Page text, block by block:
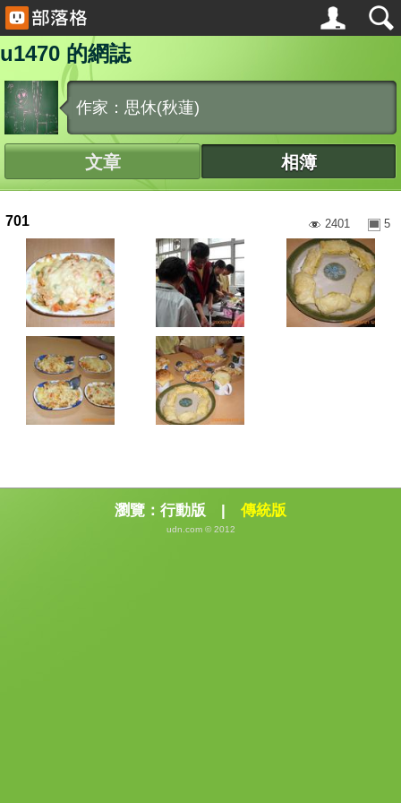
u1470 的網誌
作家：思休(秋蓮)
文章 相簿
701 5
2401
瀏覽： 行動版 | 傳統版
udn.com © 2012